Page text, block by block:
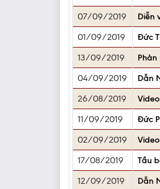
07/09/2019
Diễn
01/09/2019
Đức
13/09/2019
04/09/2019
Dẫn
26/08/2019
11/09/2019
Đức
02/09/2019
17/08/2019
Tầu
12/09/2019
Dẫn